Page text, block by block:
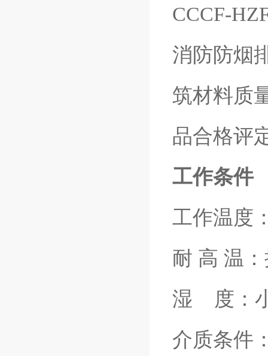
CCCF-
消防防烟
筑材料质
品合格评
工作条件
工作温度
耐 高 温
湿 度：
介质条件